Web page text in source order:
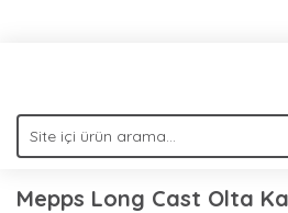
Mepps Long Cast Olta